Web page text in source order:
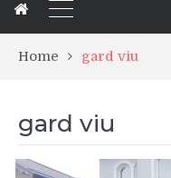
Home gard viu
gard viu